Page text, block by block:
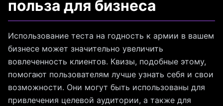
польза для бизнеса
Использование теста на годность к армии в вашем
бизнесе может значительно увеличить
вовлеченность клиентов. Квизы, подобные этому,
помогают пользователям лучше узнать себя и свои
возможности. Они могут быть использованы для
привлечения целевой аудитории, а также для